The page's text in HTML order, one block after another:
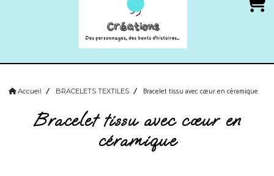
Accueil BRACELETS TEXTILES Bracelet tissu avec cœur en céramique
Bracelet tissu avec cœur en
céramique